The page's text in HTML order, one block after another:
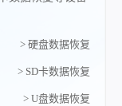
> 硬盘数据恢复
> SD卡数据恢复
> U盘数据恢复